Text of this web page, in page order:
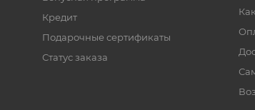
Кредит
Подарочные сертификаты
Статус заказа